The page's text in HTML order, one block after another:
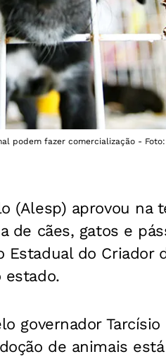
podem fazer comercialização - Foto:
(Alesp) aprovou na
de cães, gatos e
do Criador
estado.
governador
de animais